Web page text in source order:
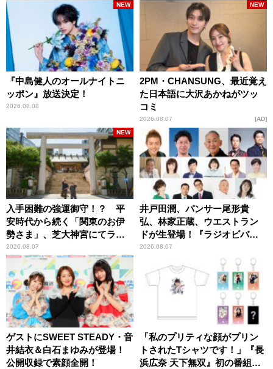
『中島健人のオールナイトニ
ッポン』放送決定！
2026.08.08
NEW
2PM・CHANSUNG、最近覚え
た日本語に大沢あかねがツッ
コミ
2026.08.07
NEW
AD
入手困難の強運御守！？ 平
安時代から続く「関東のお伊
勢さま」、芝大神宮にてラン
パンプスが合格祈願！
2026.08.07
NEW
井戸田潤、パンサー尾形貴
弘、林家正蔵、ウエストラン
ドが生登場！『ラジオビバリ
ー昼ズ』
2026.08.07
ゲストにSWEET STEADY・音
井結衣＆白石まゆみが登場！
公開収録で素顔全開！
「私のプリティな顔がプリン
トされたTシャツです！」『長
浜広奈 天下無双』初の番組グ